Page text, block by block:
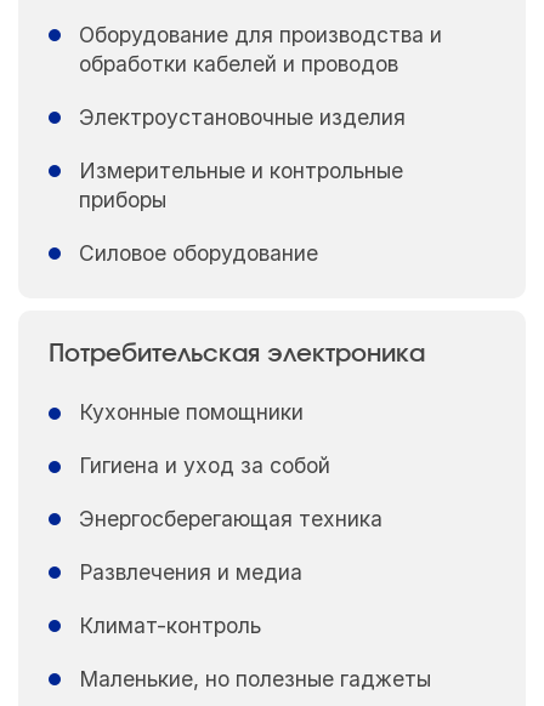
Оборудование для производства и
обработки кабелей и проводов
Электроустановочные изделия
Измерительные и контрольные
приборы
Силовое оборудование
Потребительская электроника
Кухонные помощники
Гигиена и уход за собой
Энергосберегающая техника
Развлечения и медиа
Климат-контроль
Маленькие, но полезные гаджеты